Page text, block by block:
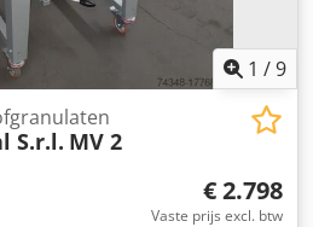
1 /9
S.r.l. MV 2
€ 2.798
Vaste prijs excl. btw